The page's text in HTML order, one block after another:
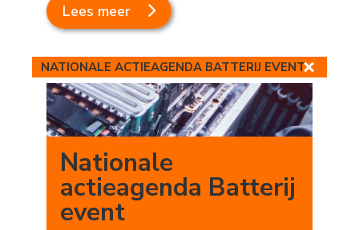
Lees meer
NATIONALE ACTIEAGENDA BATTERIJ EVENT
Nationale
actieagenda Batterij
event